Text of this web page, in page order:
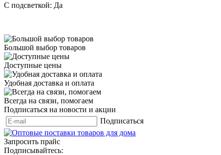
С подсветкой: Да
Большой выбор товаров
Доступные цены
Удобная доставка и оплата
Всегда на связи, помогаем
Подписаться на новости и акции
Подписаться
Запросить прайс
Подписывайтесь: